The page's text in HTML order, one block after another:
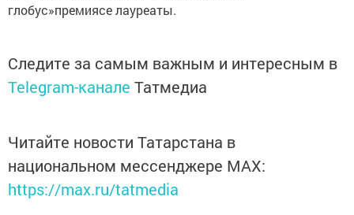
глобус»премиясе лауреаты.
Следите за самым важным и интересным в
Telegram-канале Татмедиа
Читайте новости Татарстана в
национальном мессенджере MАХ:
https://max.ru/tatmedia